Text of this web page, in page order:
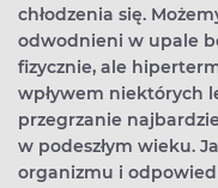
chłodzenia się.
odwodnieni w upale
fizycznie, ale
wpływem niektórych
przegrzanie
w podeszłym wieku.
organizmu i